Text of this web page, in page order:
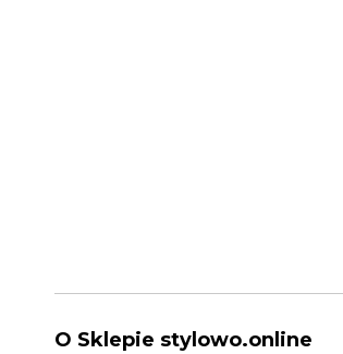
O Sklepie stylowo.online